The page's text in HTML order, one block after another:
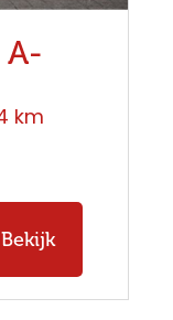
A-
km
Bekijk